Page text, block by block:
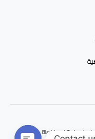
Blackbox 4 Tech